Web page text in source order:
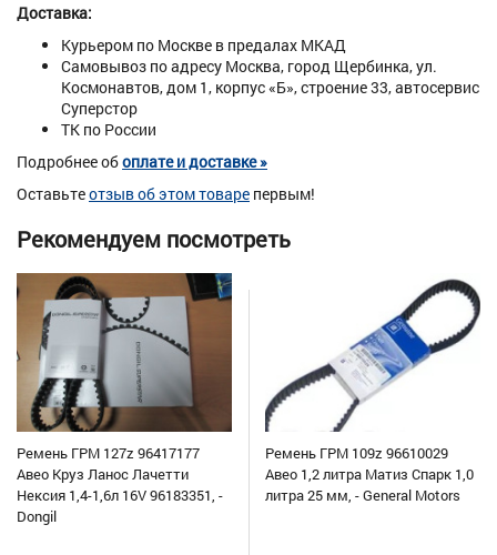
Доставка:
Курьером по Москве в предалах МКАД
Самовывоз по адресу Москва, город Щербинка, ул.
Космонавтов, дом 1, корпус «Б», строение 33, автосервис
Суперстор
ТК по России
Подробнее обоплате и доставке »
Оставьтеотзыв об этом товаре первым!
Рекомендуем посмотреть
Ремень ГРМ 127z 96417177
Авео Круз Ланос Лачетти
Нексия 1,4-1,6л 16V 96183351, -
Dongil
Ремень ГРМ 109z 96610029
Авео 1,2 литра Матиз Спарк 1,0
литра 25 мм, - General Motors